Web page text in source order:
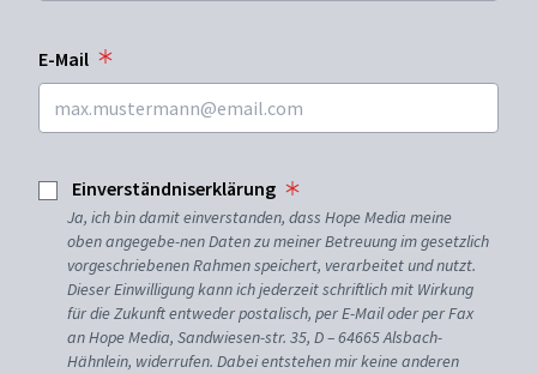
E-Mail
Einverständniserklärung
Ja, ich bin damit einverstanden, dass Hope Media meine
oben angegebe-nen Daten zu meiner Betreuung im gesetzlich
vorgeschriebenen Rahmen speichert, verarbeitet und nutzt.
Dieser Einwilligung kann ich jederzeit schriftlich mit Wirkung
für die Zukunft entweder postalisch, per E-Mail oder per Fax
an Hope Media, Sandwiesen-str. 35, D – 64665 Alsbach-
Hähnlein, widerrufen. Dabei entstehen mir keine anderen